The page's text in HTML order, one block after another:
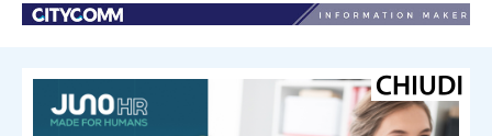
NOTIZIE CORRELATE